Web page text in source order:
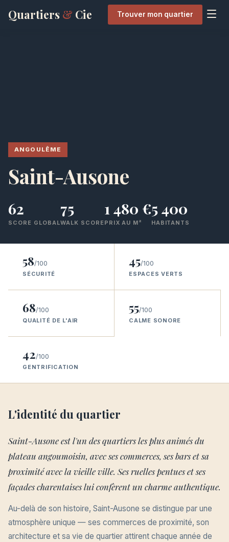
Quartiers & Cie Trouver mon quartier
ANGOULÊME
Saint-Ausone
62
SCORE GLOBAL
75
WALK SCORE
1 480 €
PRIX AU M²
5 400
HABITANTS
58/100
SÉCURITÉ
45/100
ESPACES VERTS
68/100
QUALITÉ DE L'AIR
55/100
CALME SONORE
42/100
GENTRIFICATION
L'identité du quartier
Saint-Ausone est l'un des quartiers les plus animés du
plateau angoumoisin, avec ses commerces, ses bars et sa
proximité avec la vieille ville. Ses ruelles pentues et ses
façades charentaises lui confèrent un charme authentique.
Au-delà de son histoire, Saint-Ausone se distingue par une
atmosphère unique — ses commerces de proximité, son
architecture et sa vie de quartier attirent chaque année de